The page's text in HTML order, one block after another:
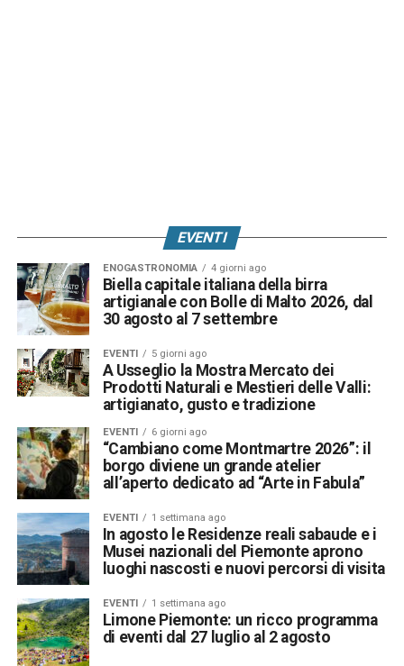
EVENTI
ENOGASTRONOMIA 4 giorni ago
Biella capitale italiana della birra
artigianale con Bolle di Malto 2026, dal
30 agosto al 7 settembre
EVENTI 5 giorni ago
A Usseglio la Mostra Mercato dei
Prodotti Naturali e Mestieri delle Valli:
artigianato, gusto e tradizione
EVENTI 6 giorni ago
“Cambiano come Montmartre 2026”: il
borgo diviene un grande atelier
all’aperto dedicato ad “Arte in Fabula”
EVENTI 1 settimana ago
In agosto le Residenze reali sabaude e i
Musei nazionali del Piemonte aprono
luoghi nascosti e nuovi percorsi di visita
EVENTI 1 settimana ago
Limone Piemonte: un ricco programma
di eventi dal 27 luglio al 2 agosto